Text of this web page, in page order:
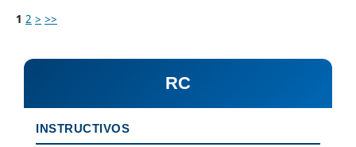
1 2 > >>
RC
INSTRUCTIVOS